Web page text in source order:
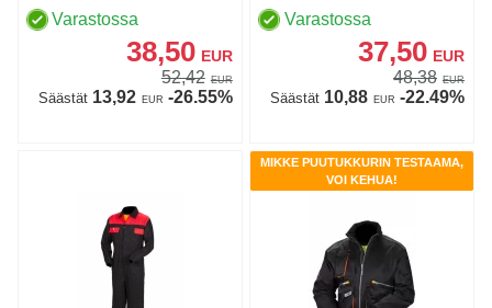
Varastossa
38,50 EUR
52,42 EUR
Säästät13,92 EUR -26.55%
Varastossa
37,50 EUR
48,38 EUR
Säästät10,88 EUR -22.49%
MIKKE PUUTUKKURIN TESTAAMA,
VOI KEHUA!